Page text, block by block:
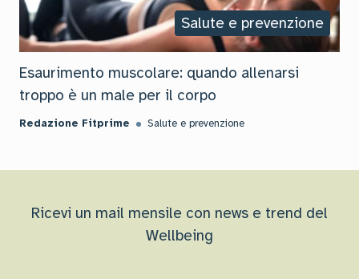
Salute e prevenzione
Esaurimento muscolare: quando allenarsi
troppo è un male per il corpo
Redazione Fitprime Salute e prevenzione
Ricevi un mail mensile con news e trend del
Wellbeing